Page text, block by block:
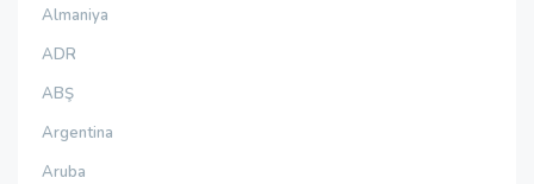
Almaniya
ADR
ABŞ
Argentina
Aruba